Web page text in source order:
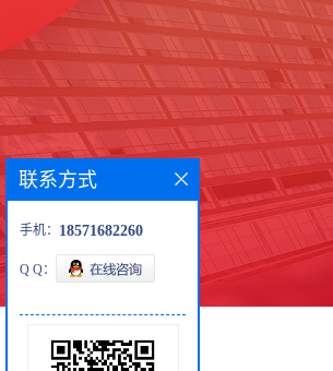
联系方式
手机： 18571682260
Q Q：